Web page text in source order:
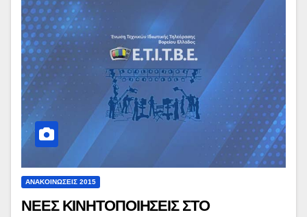
ΑΝΑΚΟΙΝΏΣΕΙΣ 2015
ΝΕΕΣ ΚΙΝΗΤΟΠΟΙΗΣΕΙΣ ΣΤΟ